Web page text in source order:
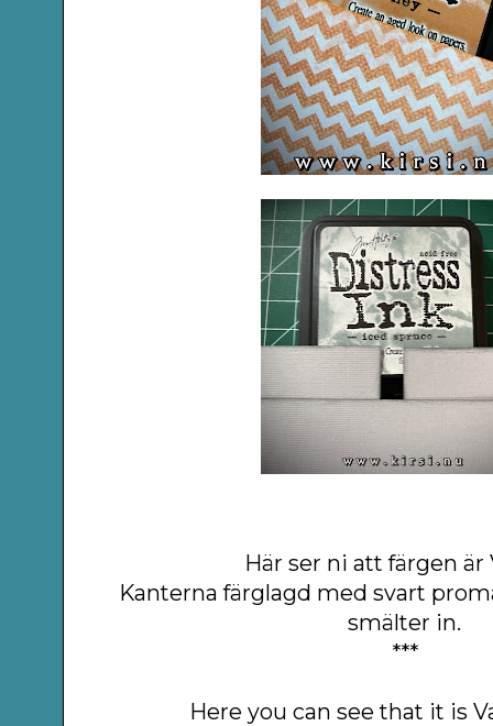
Här ser ni att färgen är
Kanterna färglagd med svart
smälter in.
***
Here you can see that it is